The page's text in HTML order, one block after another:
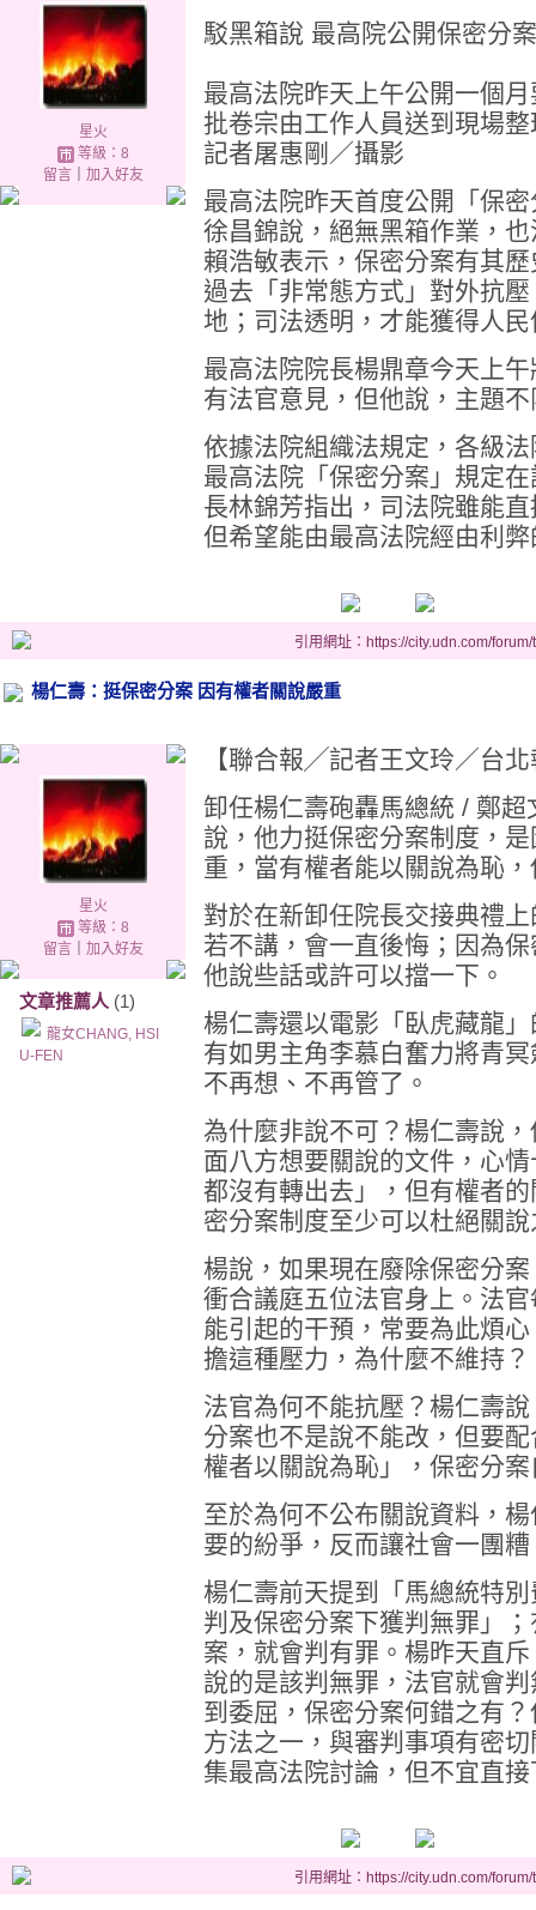
星火
等級：8
留言｜ 加入好友
駁黑箱說 最高院公開保密分
最高法院昨天上午公開一個
批卷宗由工作人員送到現場
記者屠惠剛／攝影
最高法院昨天首度公開「保
徐昌錦說，絕無黑箱作業，
賴浩敏表示，保密分案有其
過去「非常態方式」對外抗
地；司法透明，才能獲得人
最高法院院長楊鼎章今天上
有法官意見，但他說，主題
依據法院組織法規定，各級
最高法院「保密分案」規定
長林錦芳指出，司法院雖能
但希望能由最高法院經由利
引用網址：https://city.udn.com/
楊仁壽：挺保密分案 因有權者關說嚴重
星火
等級：8
留言｜ 加入好友
文章推薦人 (1)
龍女CHANG, HSI
U-FEN
【聯合報╱記者王文玲／台
卸任楊仁壽砲轟馬總統 / 鄭
說，他力挺保密分案制度，
重，當有權者能以關說為恥
對於在新卸任院長交接典禮
若不講，會一直後悔；因為
他說些話或許可以擋一下。
楊仁壽還以電影「臥虎藏龍
有如男主角李慕白奮力將青
不再想、不再管了。
為什麼非說不可？楊仁壽說
面八方想要關說的文件，心
都沒有轉出去」，但有權者
密分案制度至少可以杜絕關
楊說，如果現在廢除保密分
衝合議庭五位法官身上。法
能引起的干預，常要為此煩
擔這種壓力，為什麼不維持？
法官為何不能抗壓？楊仁壽
分案也不是說不能改，但要
權者以關說為恥」，保密分
至於為何不公布關說資料，
要的紛爭，反而讓社會一團糟
楊仁壽前天提到「馬總統特
判及保密分案下獲判無罪」
案，就會判有罪。楊昨天直
說的是該判無罪，法官就會
到委屈，保密分案何錯之有
方法之一，與審判事項有密
集最高法院討論，但不宜直
引用網址：https://city.udn.com/